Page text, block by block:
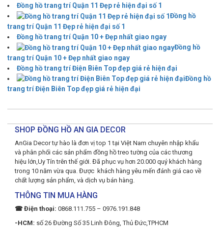
Đồng hồ trang trí Quận 11 Đẹp rẻ hiện đại số 1
Đồng hồ
trang trí Quận 11 Đẹp rẻ hiện đại số 1
Đồng hồ trang trí Quận 10 + Đẹp nhất giao ngay
Đồng hồ
trang trí Quận 10 + Đẹp nhất giao ngay
Đồng hồ trang trí Điện Biên Top đẹp giá rẻ hiện đại
Đồng hồ
trang trí Điện Biên Top đẹp giá rẻ hiện đại
SHOP ĐỒNG HỒ AN GIA DECOR
AnGia Decor tự hào là đơn vị top 1 tại Việt Nam chuyên nhập khẩu
và phân phối các sản phẩm đồng hồ treo tường của các thương
hiệu lớn,Uy Tín trên thế giới. Đã phục vụ hơn 20.000 quý khách hàng
trong 10 năm vừa qua. Được khách hàng yêu mến đánh giá cao về
chất lượng sản phẩm, và dịch vụ bán hàng.
THÔNG TIN MUA HÀNG
☎ Điện thoại: 0868.111.755 – 0976.191.848
-HCM: số 26 Đường Số 35 Linh Đông, Thủ Đức,TPHCM